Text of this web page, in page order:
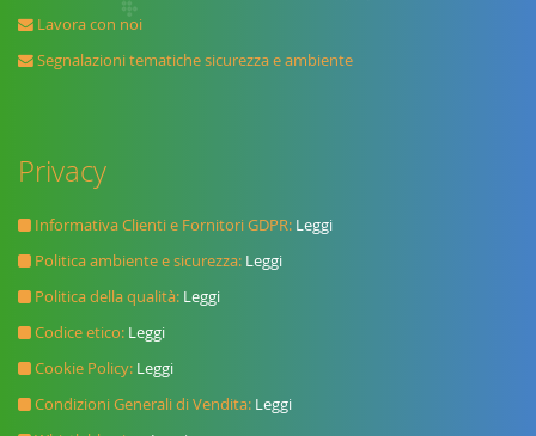
Lavora con noi
Segnalazioni tematiche sicurezza e ambiente
Privacy
Informativa Clienti e Fornitori GDPR: Leggi
Politica ambiente e sicurezza: Leggi
Politica della qualità: Leggi
Codice etico: Leggi
Cookie Policy: Leggi
Condizioni Generali di Vendita: Leggi